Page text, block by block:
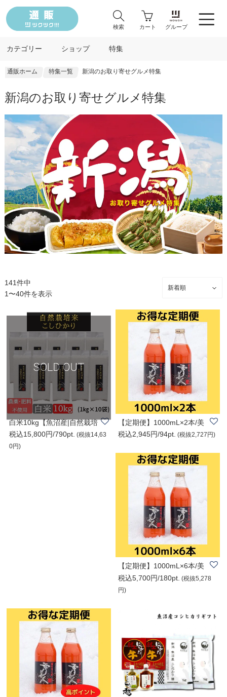
検索 カート グループ
カテゴリー ショップ 特集
通販ホーム 特集一覧 新潟のお取り寄せグルメ特集
新潟のお取り寄せグルメ特集
141件中
1〜40件を表示
白米10kg【魚沼産|自然栽培
米コシヒカリ..
税込15,800円/790pt. (税抜14,63
0円)
【定期便】1000mL×2本/美
容と健康に「人..
税込2,945円/94pt. (税抜2,727円)
【定期便】1000mL×6本/美
容と健康に「人..
税込5,700円/180pt. (税抜5,278
円)